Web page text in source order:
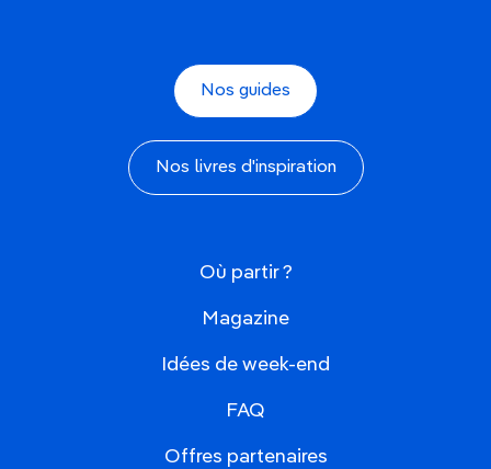
Nos guides
Nos livres d'inspiration
Où partir ?
Magazine
Idées de week-end
FAQ
Offres partenaires